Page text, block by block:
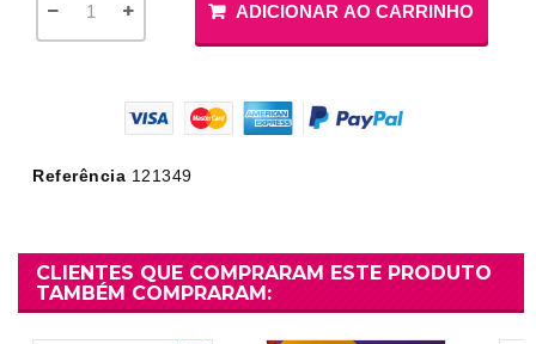
ADICIONAR AO CARRINHO
Referência 121349
CLIENTES QUE COMPRARAM ESTE PRODUTO
TAMBÉM COMPRARAM: